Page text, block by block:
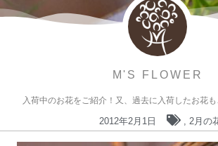
M'S FLOWER
入荷中のお花をご紹介！又、過去に入荷したお花も
2012年2月1日 , 2月の